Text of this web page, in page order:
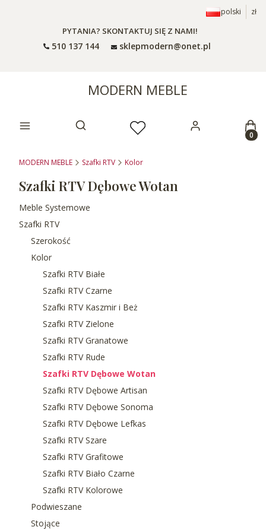
polski zł
PYTANIA? SKONTAKTUJ SIĘ Z NAMI!
510 137 144 sklepmodern@onet.pl
MODERN MEBLE
Otwórz wyszukiwarkę
MODERN MEBLE Szafki RTV Kolor
Szafki RTV Dębowe Wotan
Meble Systemowe
Szafki RTV
Szerokość
Kolor
Szafki RTV Białe
Szafki RTV Czarne
Szafki RTV Kaszmir i Beż
Szafki RTV Zielone
Szafki RTV Granatowe
Szafki RTV Rude
Szafki RTV Dębowe Wotan
Szafki RTV Dębowe Artisan
Szafki RTV Dębowe Sonoma
Szafki RTV Dębowe Lefkas
Szafki RTV Szare
Szafki RTV Grafitowe
Szafki RTV Biało Czarne
Szafki RTV Kolorowe
Podwieszane
Stojące